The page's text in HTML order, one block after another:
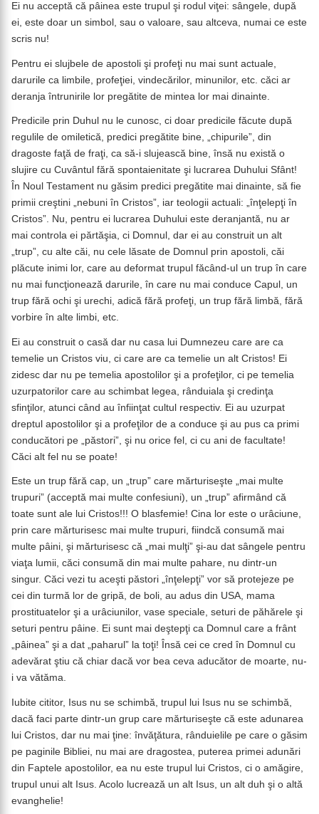
Ei nu acceptă că pâinea este trupul şi rodul viţei: sângele, după
ei, este doar un simbol, sau o valoare, sau altceva, numai ce este
scris nu!
Pentru ei slujbele de apostoli şi profeţi nu mai sunt actuale,
darurile ca limbile, profeţiei, vindecărilor, minunilor, etc. căci ar
deranja întrunirile lor pregătite de mintea lor mai dinainte.
Predicile prin Duhul nu le cunosc, ci doar predicile făcute după
regulile de omiletică, predici pregătite bine, „chipurile”, din
dragoste faţă de fraţi, ca să-i slujească bine, însă nu există o
slujire cu Cuvântul fără spontaienitate şi lucrarea Duhului Sfânt!
În Noul Testament nu găsim predici pregătite mai dinainte, să fie
primii creştini „nebuni în Cristos”, iar teologii actuali: „înţelepţi în
Cristos”. Nu, pentru ei lucrarea Duhului este deranjantă, nu ar
mai controla ei părtăşia, ci Domnul, dar ei au construit un alt
„trup”, cu alte căi, nu cele lăsate de Domnul prin apostoli, căi
plăcute inimi lor, care au deformat trupul făcând-ul un trup în care
nu mai funcţionează darurile, în care nu mai conduce Capul, un
trup fără ochi şi urechi, adică fără profeţi, un trup fără limbă, fără
vorbire în alte limbi, etc.
Ei au construit o casă dar nu casa lui Dumnezeu care are ca
temelie un Cristos viu, ci care are ca temelie un alt Cristos! Ei
zidesc dar nu pe temelia apostolilor şi a profeţilor, ci pe temelia
uzurpatorilor care au schimbat legea, rânduiala şi credinţa
sfinţilor, atunci când au înfiinţat cultul respectiv. Ei au uzurpat
dreptul apostolilor şi a profeţilor de a conduce şi au pus ca primi
conducători pe „păstori”, şi nu orice fel, ci cu ani de facultate!
Căci alt fel nu se poate!
Este un trup fără cap, un „trup” care mărturiseşte „mai multe
trupuri” (acceptă mai multe confesiuni), un „trup” afirmând că
toate sunt ale lui Cristos!!! O blasfemie! Cina lor este o urâciune,
prin care mărturisesc mai multe trupuri, fiindcă consumă mai
multe pâini, şi mărturisesc că „mai mulţi” şi-au dat sângele pentru
viaţa lumii, căci consumă din mai multe pahare, nu dintr-un
singur. Căci vezi tu aceşti păstori „înţelepţi” vor să protejeze pe
cei din turmă lor de gripă, de boli, au adus din USA, mama
prostituatelor şi a urâciunilor, vase speciale, seturi de păhărele şi
seturi pentru pâine. Ei sunt mai deştepţi ca Domnul care a frânt
„pâinea” şi a dat „paharul” la toţi! Însă cei ce cred în Domnul cu
adevărat ştiu că chiar dacă vor bea ceva aducător de moarte, nu-
i va vătăma.
Iubite cititor, Isus nu se schimbă, trupul lui Isus nu se schimbă,
dacă faci parte dintr-un grup care mărturiseşte că este adunarea
lui Cristos, dar nu mai ţine: învăţătura, rânduielile pe care o găsim
pe paginile Bibliei, nu mai are dragostea, puterea primei adunări
din Faptele apostolilor, ea nu este trupul lui Cristos, ci o amăgire,
trupul unui alt Isus. Acolo lucrează un alt Isus, un alt duh şi o altă
evanghelie!